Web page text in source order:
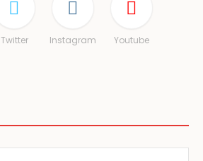
Twitter Instagram Youtube